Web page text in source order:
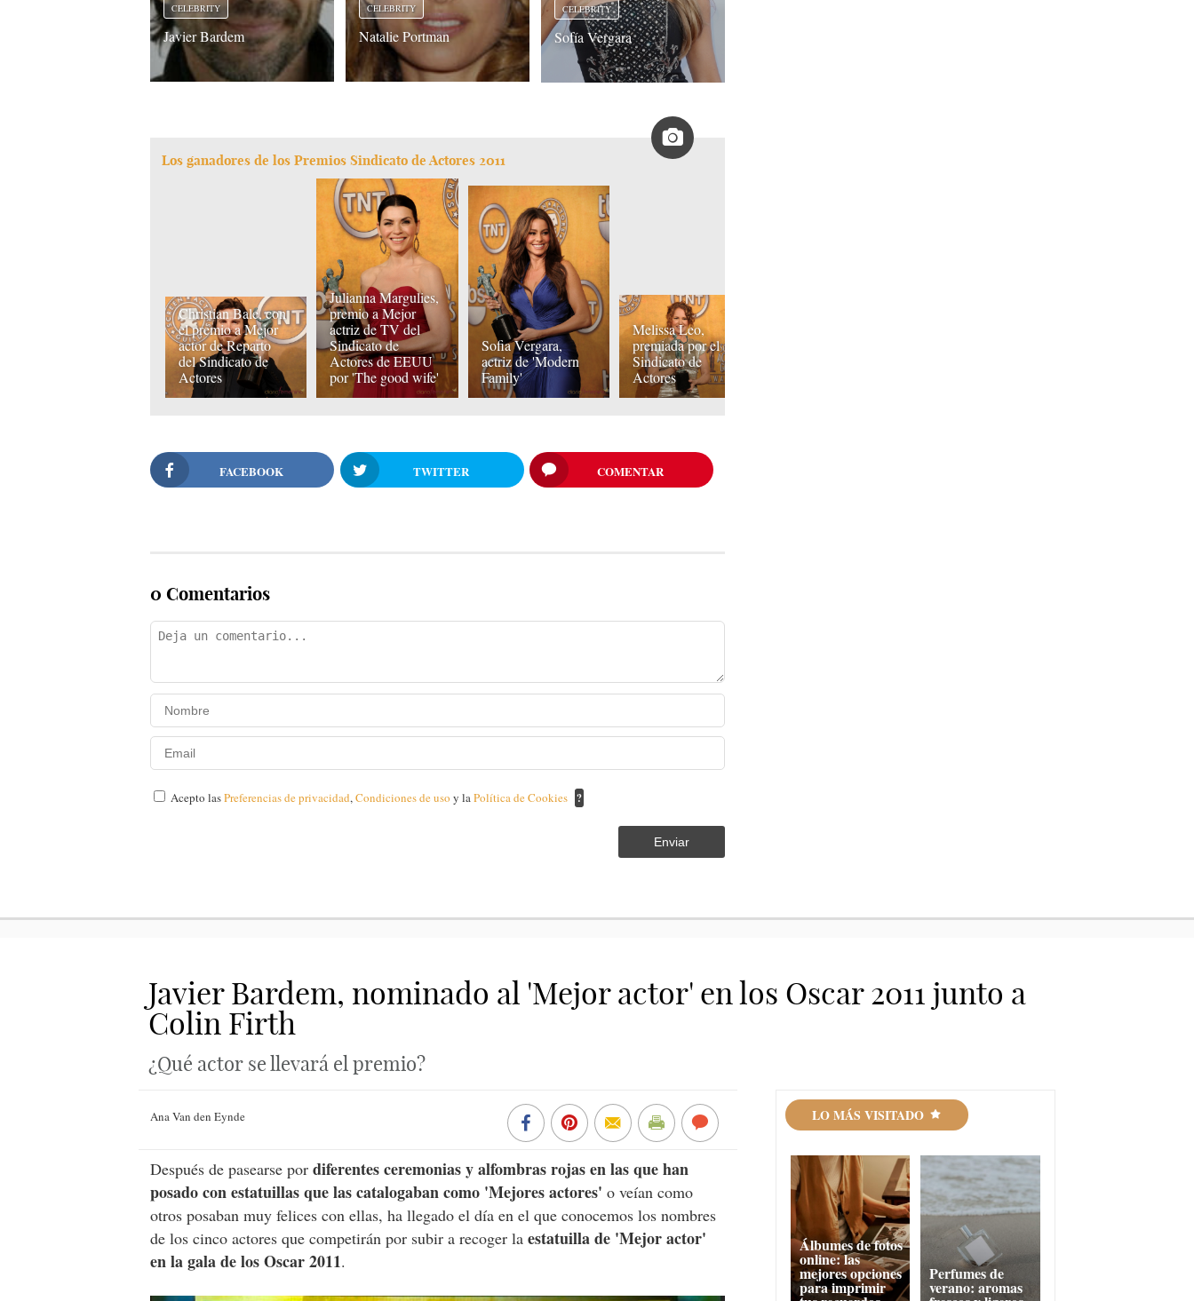
CELEBRITY
Javier Bardem
CELEBRITY
Natalie Portman
CELEBRITY
Sofía Vergara
Los ganadores de los Premios Sindicato de Actores 2011
Christian Bale, con
el premio a Mejor
actor de Reparto
del Sindicato de
Actores
Julianna Margulies,
premio a Mejor
actriz de TV del
Sindicato de
Actores de EEUU
por 'The good wife'
Sofia Vergara,
actriz de 'Modern
Family'
Melissa Leo,
premiada por el
Sindicato de
Actores
FACEBOOK TWITTER COMENTAR
0 Comentarios
Acepto lasPreferencias de privacidad,Condiciones de usoy laPolítica de Cookies ?
Enviar
Javier Bardem, nominado al 'Mejor actor' en los Oscar 2011 junto a
Colin Firth
¿Qué actor se llevará el premio?
Ana Van den Eynde
Después de pasearse pordiferentes ceremonias y alfombras rojas en las que han
posado con estatuillas que las catalogaban como 'Mejores actores' o veían como
otros posaban muy felices con ellas, ha llegado el día en el que conocemos los nombres
de los cinco actores que competirán por subir a recoger laestatuilla de 'Mejor actor'
en la gala de los Oscar 2011.
LO MÁS VISITADO
Álbumes de fotos
online: las
mejores opciones
para imprimir
Perfumes de
verano: aromas